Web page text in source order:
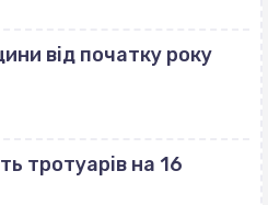
від початку року
тротуарів на 16